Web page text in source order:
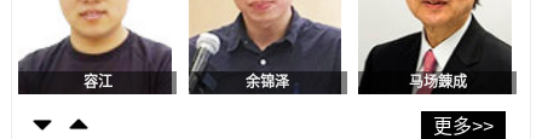
日本第2次医疗研究开发调整费，根据一线实际情况和需求分配99.3亿
科学研究
千叶大学鉴定出导致难治性疾病“肺高血压症”恶化的蛋白质“MYL9/12”，
日本科学未来馆 科学交
更多>>